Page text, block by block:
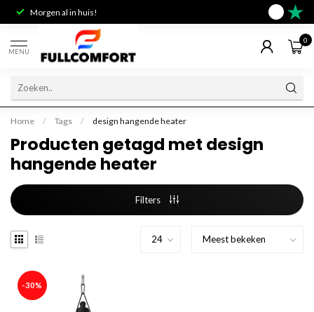
Morgen al in huis!
MENU
0
Home / Tags / design hangende heater
Producten getagd met design
hangende heater
Filters
-30%